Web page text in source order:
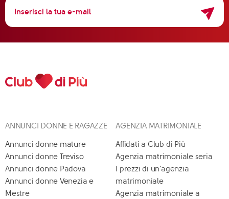
ANNUNCI DONNE E RAGAZZE
Annunci donne mature
Annunci donne Treviso
Annunci donne Padova
Annunci donne Venezia e
Mestre
AGENZIA MATRIMONIALE
Affidati a Club di Più
Agenzia matrimoniale seria
I prezzi di un'agenzia
matrimoniale
Agenzia matrimoniale a